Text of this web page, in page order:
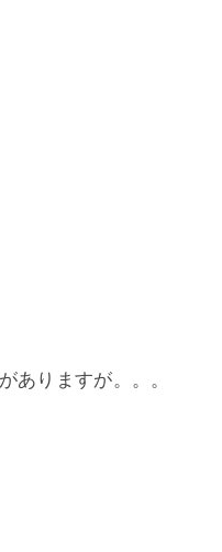
ありますが。。。